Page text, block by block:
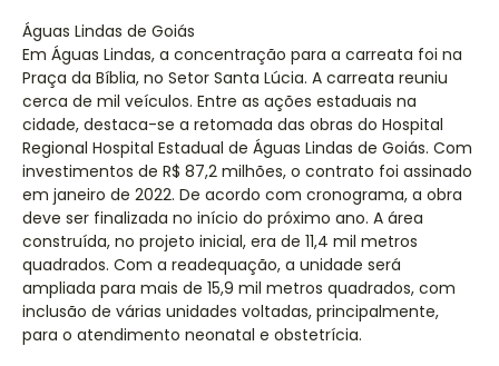
Águas Lindas de Goiás
Em Águas Lindas, a concentração para a carreata foi na
Praça da Bíblia, no Setor Santa Lúcia. A carreata reuniu
cerca de mil veículos. Entre as ações estaduais na
cidade, destaca-se a retomada das obras do Hospital
Regional Hospital Estadual de Águas Lindas de Goiás. Com
investimentos de R$ 87,2 milhões, o contrato foi assinado
em janeiro de 2022. De acordo com cronograma, a obra
deve ser finalizada no início do próximo ano. A área
construída, no projeto inicial, era de 11,4 mil metros
quadrados. Com a readequação, a unidade será
ampliada para mais de 15,9 mil metros quadrados, com
inclusão de várias unidades voltadas, principalmente,
para o atendimento neonatal e obstetrícia.